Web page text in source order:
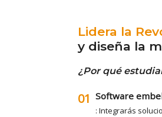
Lidera la
y diseña la
¿Por qué
01 Software
: Integrarás